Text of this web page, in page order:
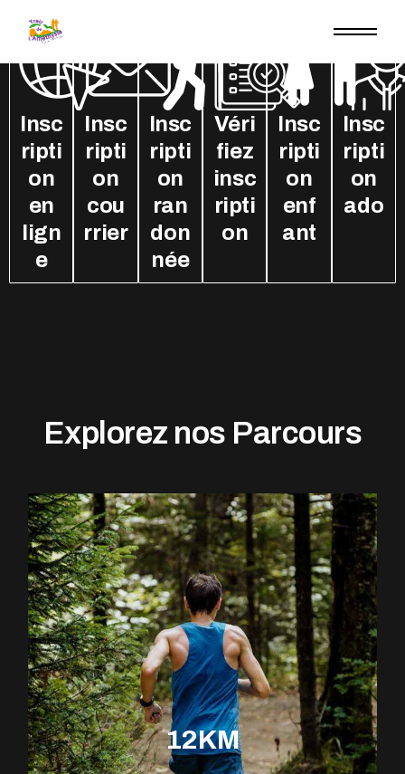
Insc
ripti
on
en
lign
e
Insc
ripti
on
cou
rrier
Insc
ripti
on
ran
don
née
Véri
fiez
insc
ripti
on
Insc
ripti
on
enf
ant
Insc
ripti
on
ado
Explorez nos Parcours
12KM